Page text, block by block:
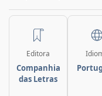
Editora
Companhia
das Letras